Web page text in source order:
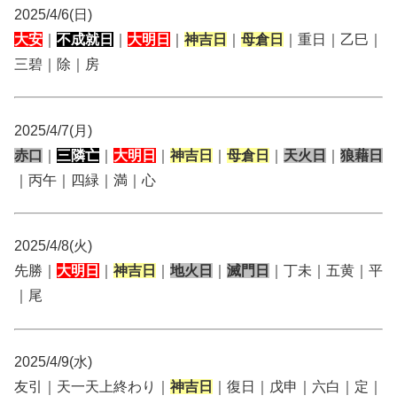
2025/4/6(日)
大安
不成就日 大明日 神吉日 母倉日
｜重日｜乙巳｜
三碧｜除｜房
2025/4/7(月)
赤口
三隣亡 大明日 神吉日 母倉日 天火日
狼藉日
｜丙午｜四緑｜満｜心
2025/4/8(火)
先勝｜ 大明日 神吉日 地火日 滅門日
｜丁未｜五黄｜平
｜尾
2025/4/9(水)
友引｜天一天上終わり｜ 神吉日
｜復日｜戊申｜六白｜定｜